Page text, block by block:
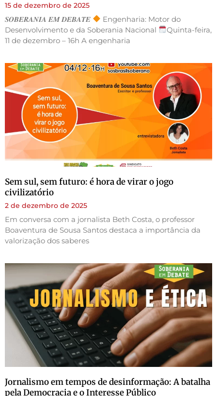
15 de dezembro de 2025
𝑺𝑶𝑩𝑬𝑹𝑨𝑵𝑰𝑨 𝑬𝑴 𝑫𝑬𝑩𝑨𝑻𝑬
Engenharia: Motor do
Desenvolvimento e da Soberania Nacional
Quinta-feira,
11 de dezembro – 16h A engenharia
Sem sul, sem futuro: é hora de virar o jogo
civilizatório
2 de dezembro de 2025
Em conversa com a jornalista Beth Costa, o professor
Boaventura de Sousa Santos destaca a importância da
valorização dos saberes
Jornalismo em tempos de desinformação: A batalha
pela Democracia e o Interesse Público